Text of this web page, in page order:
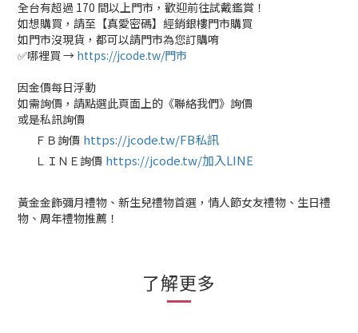
全台有超過 170 間以上門市，歡迎前往試戴鑑賞！
如想購買，請至【真愛密碼】經銷銀樓門市購買
如門市沒現貨，都可以請門市為您訂購唷
✅哪裡買 → https://jcode.tw/門市
因金價每日浮動
如需詢價，請點選此頁面上的《聯絡我們》詢價
或是私訊詢價
ＦＢ詢價 https://jcode.tw/FB私訊
ＬＩＮＥ詢價 https://jcode.tw/加入LINE
黃金金飾彌月禮物、新生兒禮物首選，情人節女友禮物、生日禮
物、周年禮物推薦！
了解更多